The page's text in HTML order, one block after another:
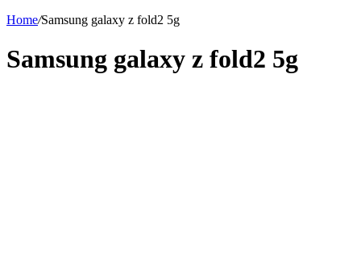
Home/Samsung galaxy z fold2 5g
Samsung galaxy z fold2 5g